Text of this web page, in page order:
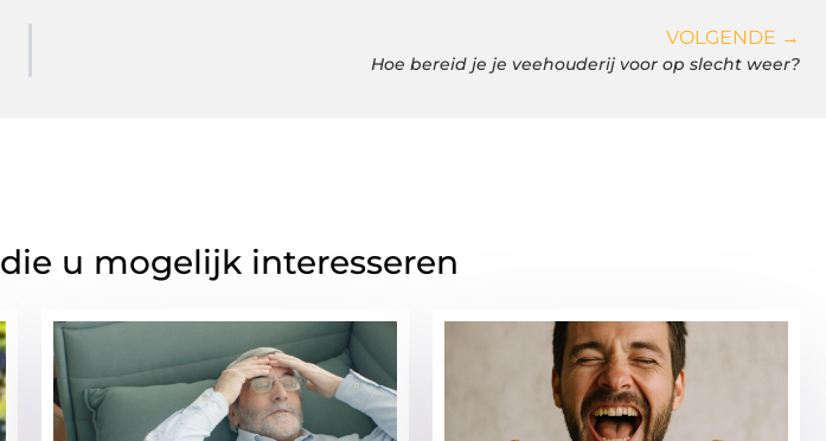
VOLGENDE →
Hoe bereid je je veehouderij voor op slecht weer?
die u mogelijk interesseren